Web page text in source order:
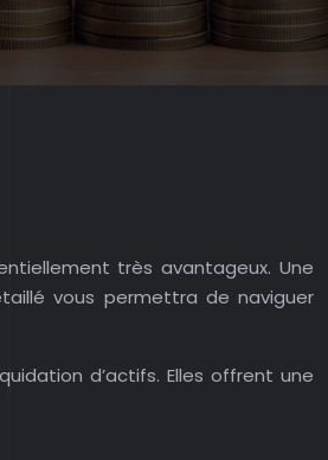
très avantageux. Une
vous permettra de naviguer
d’actifs. Elles offrent une